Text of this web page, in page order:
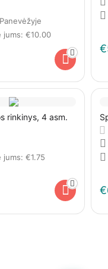
jums: €10.00
€
rinkinys, 4 asm.
jums: €1.75
€